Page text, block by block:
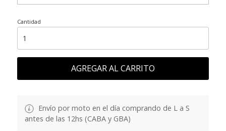
Cantidad
AGREGAR AL CARRITO
Envío por moto en el día comprando de L a S
antes de las 12hs (CABA y GBA)